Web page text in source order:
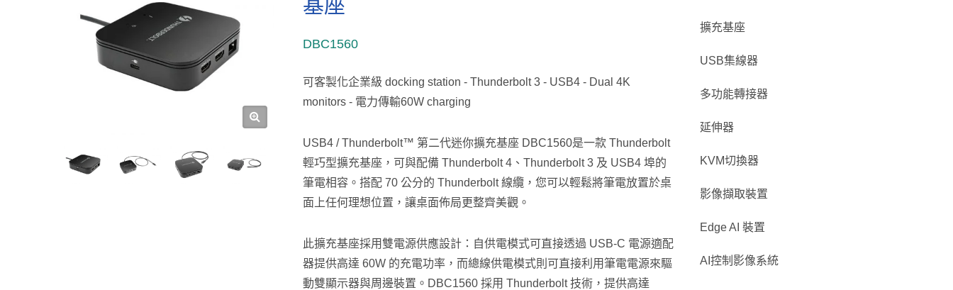
基座
DBC1560
可客製化企業級 docking station - Thunderbolt 3 - USB4 - Dual 4K
monitors - 電力傳輸60W charging
USB4 / Thunderbolt™ 第二代迷你擴充基座 DBC1560是一款 Thunderbolt
輕巧型擴充基座，可與配備 Thunderbolt 4、Thunderbolt 3 及 USB4 埠的
筆電相容。搭配 70 公分的 Thunderbolt 線纜，您可以輕鬆將筆電放置於桌
面上任何理想位置，讓桌面佈局更整齊美觀。
此擴充基座採用雙電源供應設計：自供電模式可直接透過 USB-C 電源適配
器提供高達 60W 的充電功率，而總線供電模式則可直接利用筆電電源來驅
動雙顯示器與周邊裝置。DBC1560 採用 Thunderbolt 技術，提供高達
擴充基座
USB集線器
多功能轉接器
延伸器
KVM切換器
影像擷取裝置
Edge AI 裝置
AI控制影像系統